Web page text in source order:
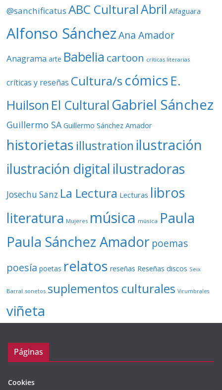
e
@sanchificatus ABC CulturalAbril Alfaguara
Alfonso Sánchez Ana Amador
Anagrama arte Babelia cartoon críticas literarias
críticas y reseñas Cultura/s cómics E.
Huilson El Cultural Gabriel Sánchez
Guillermo SA Guillermo Sánchez Amador
historietas illustration ilustración
ilustración digital ilustradoras
Josechu Sanz La Lectura Lecturas libros
literatura Mujeres música música Paula
Paula Sánchez Amador poemas
poesía poetas relatos reseñas Reseñas discos Seix
Barral sonetos suplementos culturales Virumbrales
viñeta
Páginas
Cookies